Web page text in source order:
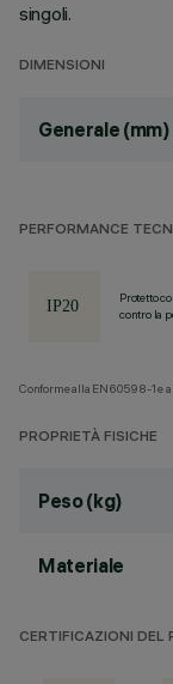
singoli.
DIMENSIONI
Generale (mm)
PERFORMANCE
Protetto
contro la
Conforme alla EN60598-1 e
PROPRIETÀ FISICHE
Peso (kg)
Materiale
CERTIFICAZIONI DEL